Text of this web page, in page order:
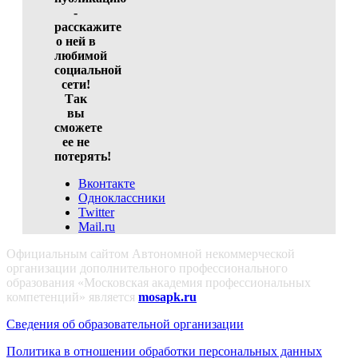
-
расскажите
о ней в
любимой
социальной
сети!
Так
вы
сможете
ее не
потерять!
Вконтакте
Одноклассники
Twitter
Mail.ru
Официальным сайтом Автономной некоммерческой
организации дополнительного профессионального
образования «Московская академия профессиональных
компетенций» является mosapk.ru
Сведения об образовательной организации
Политика в отношении обработки персональных данных